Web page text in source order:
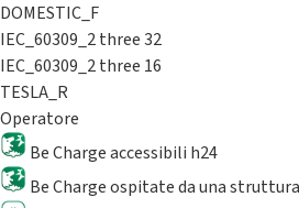
DOMESTIC_F
IEC_60309_2 three 32
IEC_60309_2 three 16
TESLA_R
Operatore
Be Charge accessibili h24
Be Charge ospitate da una